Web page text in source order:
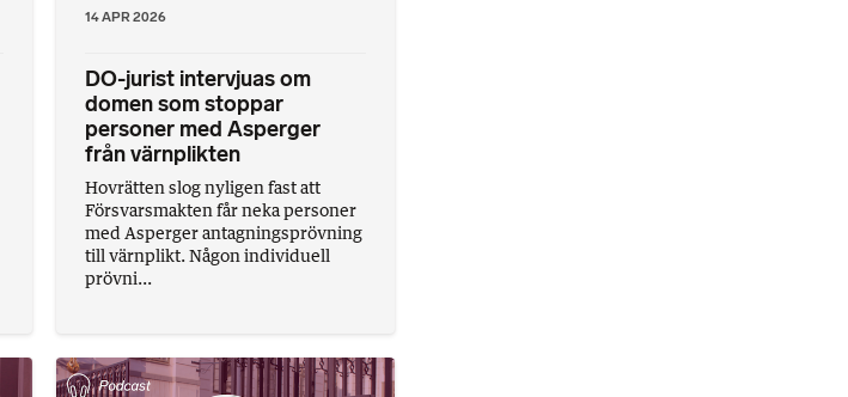
14 APR 2026
DO-jurist intervjuas om
domen som stoppar
personer med Asperger
från värnplikten
Hovrätten slog nyligen fast att
Försvarsmakten får neka personer
med Asperger antagningsprövning
till värnplikt. Någon individuell
prövni...